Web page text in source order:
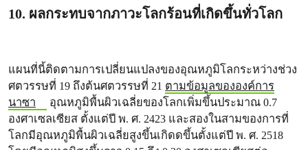
10. ผลกระทบจากภาวะโลกร้อนที่เกิดขึ้นทั่วโลก
แผนที่นี้ติดตามการเปลี่ยนแปลงของอุณหภูมิโลกระหว่างช่วง
ศตวรรษที่ 19 ถึงต้นศตวรรษที่ 21 ตามข้อมูลขององค์การ
นาซา
อุณหภูมิพื้นผิวเฉลี่ยของโลกเพิ่มขึ้นประมาณ 0.7
องศาเซลเซียส ตั้งแต่ปี พ. ศ. 2423 และสองในสามของการที่
โลกมีอุณหภูมิพื้นผิวเฉลี่ยสูงขึ้นเกิดดขึ้นตั้งแต่ปี พ. ศ. 2518